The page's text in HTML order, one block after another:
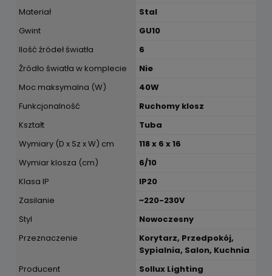
Materiał
Stal
Gwint
GU10
Ilość źródeł światła
6
Źródło światła w komplecie
Nie
Moc maksymalna (W)
40W
Funkcjonalność
Ruchomy klosz
Kształt
Tuba
Wymiary (D x Sz x W) cm
118 x 6 x 16
Wymiar klosza (cm)
6/10
Klasa IP
IP20
Zasilanie
~220-230V
Styl
Nowoczesny
Przeznaczenie
Korytarz, Przedpokój,
Sypialnia, Salon, Kuchnia
Producent
Sollux Lighting